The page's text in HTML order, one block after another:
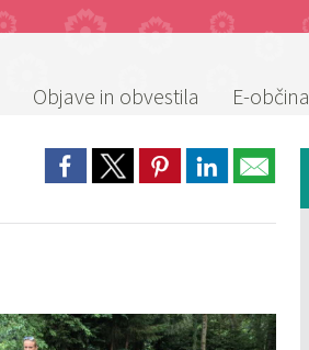
Objave in obvestila E-občina